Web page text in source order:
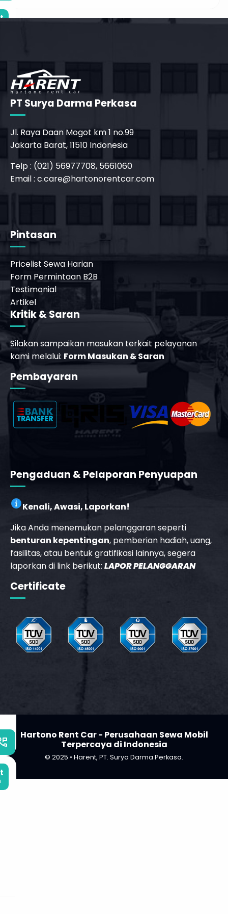
PT Surya Darma Perkasa
Jl. Raya Daan Mogot km 1 no.99
Jakarta Barat, 11510 Indonesia
Telp : (021) 56977708, 5661060
Email : c.care@hartonorentcar.com
Pintasan
Pricelist Sewa Harian
Form Permintaan B2B
Testimonial
Artikel
Kritik & Saran
Silakan sampaikan masukan terkait pelayanan
kami melalui: Form Masukan & Saran
Pembayaran
Pengaduan & Pelaporan Penyuapan
Kenali, Awasi, Laporkan!
Jika Anda menemukan pelanggaran seperti
benturan kepentingan, pemberian hadiah, uang,
fasilitas, atau bentuk gratifikasi lainnya, segera
laporkan di link berikut: LAPOR PELANGGARAN
Certificate
Hartono Rent Car - Perusahaan Sewa Mobil
Terpercaya di Indonesia
© 2025 • Harent, PT. Surya Darma Perkasa.